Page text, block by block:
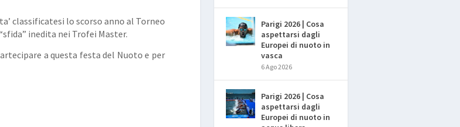
classificatesi lo scorso anno al Torneo
inedita nei Trofei Master.
a questa festa del Nuoto e per
Parigi 2026 | Cosa
aspettarsi dagli
Europei di nuoto in
vasca
6 Ago 2026
Parigi 2026 | Cosa
aspettarsi dagli
Europei di nuoto in